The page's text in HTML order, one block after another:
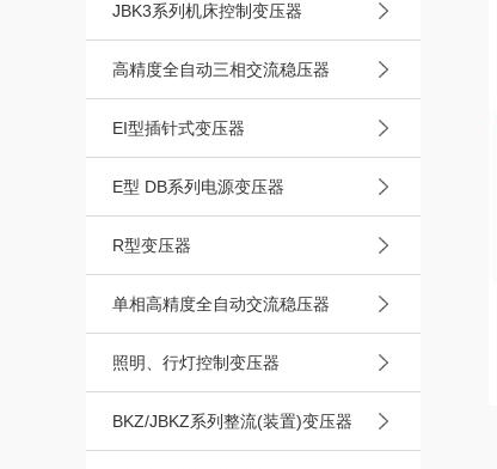
JBK3系列机床控制变压器
高精度全自动三相交流稳压器
EI型插针式变压器
E型 DB系列电源变压器
R型变压器
单相高精度全自动交流稳压器
照明、行灯控制变压器
BKZ/JBKZ系列整流(装置)变压器